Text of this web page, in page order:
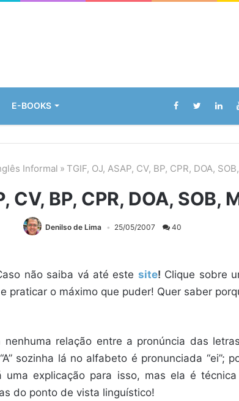
E-BOOKS
Informal » TGIF, OJ, ASAP, CV, BP, CPR, DOA,
CV, BP, CPR, DOA, SOB,
Denilso de Lima 25/05/2007 40
não saiba vá até este site! Clique sobre
praticar o máximo que puder! Quer saber
relação entre a pronúncia das
sozinha lá no alfabeto é pronunciada “ei”;
uma explicação para isso, mas ela é
do ponto de vista linguístico!